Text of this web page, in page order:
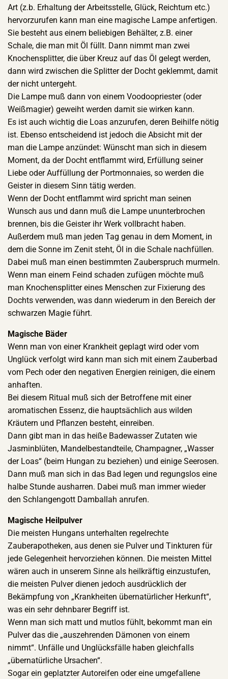
Art (z.b. Erhaltung der Arbeitsstelle, Glück, Reichtum etc.)
hervorzurufen kann man eine magische Lampe anfertigen.
Sie besteht aus einem beliebigen Behälter, z.B. einer
Schale, die man mit Öl füllt. Dann nimmt man zwei
Knochensplitter, die über Kreuz auf das Öl gelegt werden,
dann wird zwischen die Splitter der Docht geklemmt, damit
der nicht untergeht.
Die Lampe muß dann von einem Voodoopriester (oder
Weißmagier) geweiht werden damit sie wirken kann.
Es ist auch wichtig die Loas anzurufen, deren Beihilfe nötig
ist. Ebenso entscheidend ist jedoch die Absicht mit der
man die Lampe anzündet: Wünscht man sich in diesem
Moment, da der Docht entflammt wird, Erfüllung seiner
Liebe oder Auffüllung der Portmonnaies, so werden die
Geister in diesem Sinn tätig werden.
Wenn der Docht entflammt wird spricht man seinen
Wunsch aus und dann muß die Lampe ununterbrochen
brennen, bis die Geister ihr Werk vollbracht haben.
Außerdem muß man jeden Tag genau in dem Moment, in
dem die Sonne im Zenit steht, Öl in die Schale nachfüllen.
Dabei muß man einen bestimmten Zauberspruch murmeln.
Wenn man einem Feind schaden zufügen möchte muß
man Knochensplitter eines Menschen zur Fixierung des
Dochts verwenden, was dann wiederum in den Bereich der
schwarzen Magie führt.
Magische Bäder
Wenn man von einer Krankheit geplagt wird oder vom
Unglück verfolgt wird kann man sich mit einem Zauberbad
vom Pech oder den negativen Energien reinigen, die einem
anhaften.
Bei diesem Ritual muß sich der Betroffene mit einer
aromatischen Essenz, die hauptsächlich aus wilden
Kräutern und Pflanzen besteht, einreiben.
Dann gibt man in das heiße Badewasser Zutaten wie
Jasminblüten, Mandelbestandteile, Champagner, „Wasser
der Loas“ (beim Hungan zu beziehen) und einige Seerosen.
Dann muß man sich in das Bad legen und regungslos eine
halbe Stunde ausharren. Dabei muß man immer wieder
den Schlangengott Damballah anrufen.
Magische Heilpulver
Die meisten Hungans unterhalten regelrechte
Zauberapotheken, aus denen sie Pulver und Tinkturen für
jede Gelegenheit hervorziehen können. Die meisten Mittel
wären auch in unserem Sinne als heilkräftig einzustufen,
die meisten Pulver dienen jedoch ausdrücklich der
Bekämpfung von „Krankheiten übernatürlicher Herkunft“,
was ein sehr dehnbarer Begriff ist.
Wenn man sich matt und mutlos fühlt, bekommt man ein
Pulver das die „auszehrenden Dämonen von einem
nimmt“. Unfälle und Unglücksfälle haben gleichfalls
„übernatürliche Ursachen“.
Sogar ein geplatzter Autoreifen oder eine umgefallene